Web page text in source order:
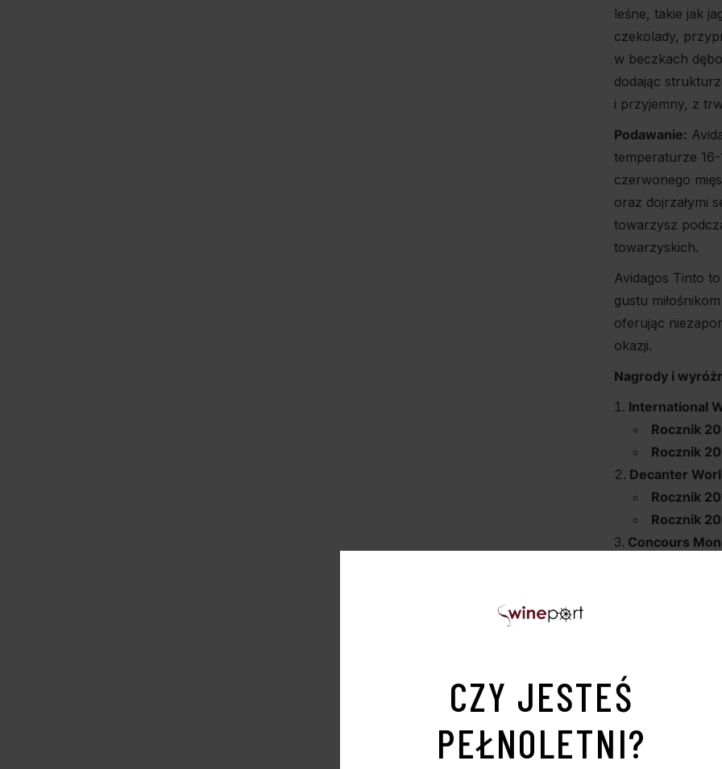
CZY JESTEŚ
PEŁNOLETNI?
leśne, takie jak
czekolady,
w beczkach
dodając
i przyjemny, z
Podawanie:
temperaturze 16-
czerwonego
oraz dojrzałymi
towarzysz
towarzyskich.
Avidagos Tinto
gustu
oferując
okazji.
Nagrody i
International
Rocznik
Rocznik
Decanter
Rocznik
Rocznik
Concours
Robert